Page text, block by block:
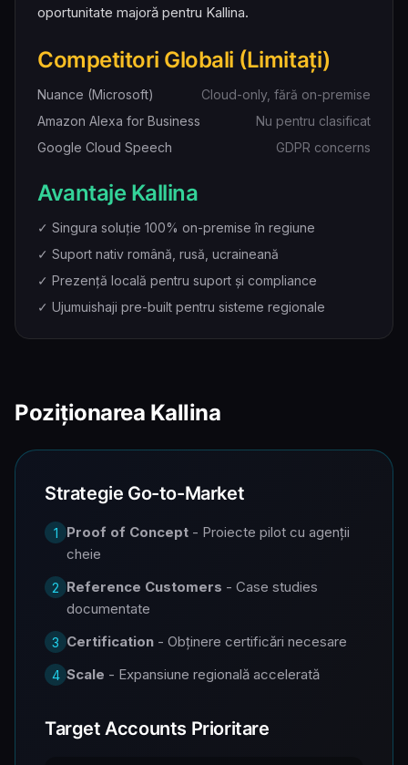
oportunitate majoră pentru Kallina.
Competitori Globali (Limitați)
Nuance (Microsoft)
Cloud-only, fără on-premise
Amazon Alexa for Business
Nu pentru clasificat
Google Cloud Speech
GDPR concerns
Avantaje Kallina
✓ Singura soluție 100% on-premise în regiune
✓ Suport nativ română, rusă, ucraineană
✓ Prezență locală pentru suport și compliance
✓ Ujumuishaji pre-built pentru sisteme regionale
Poziționarea Kallina
Strategie Go-to-Market
1 Proof of Concept - Proiecte pilot cu agenții
cheie
2 Reference Customers - Case studies
documentate
3 Certification - Obținere certificări necesare
4 Scale - Expansiune regională accelerată
Target Accounts Prioritare